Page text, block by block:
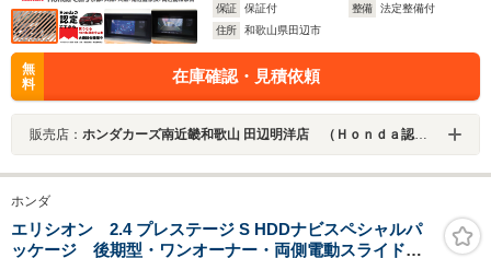
保証
保証付 整備
法定整備付
住所
和歌山県田辺市
無
料
在庫確認・見積依頼
販売店： ホンダカーズ南近畿和歌山 田辺明洋店 （Ｈｏｎｄａ認定中古車取扱店）
ホンダ
エリシオン 2.4 プレステージ S HDDナビスペシャルパ
ッケージ 後期型・ワンオーナー・両側電動スライドド